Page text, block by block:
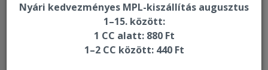
Nyári kedvezményes MPL-kiszállítás augusztus
1–15. között:
1 CC alatt: 880 Ft
1–2 CC között: 440 Ft
Egységcsomagok
Egységcsomagok